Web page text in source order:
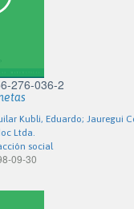
276-036-2
Kubli, Eduardo; Jauregui
Ltda.
social
09-30